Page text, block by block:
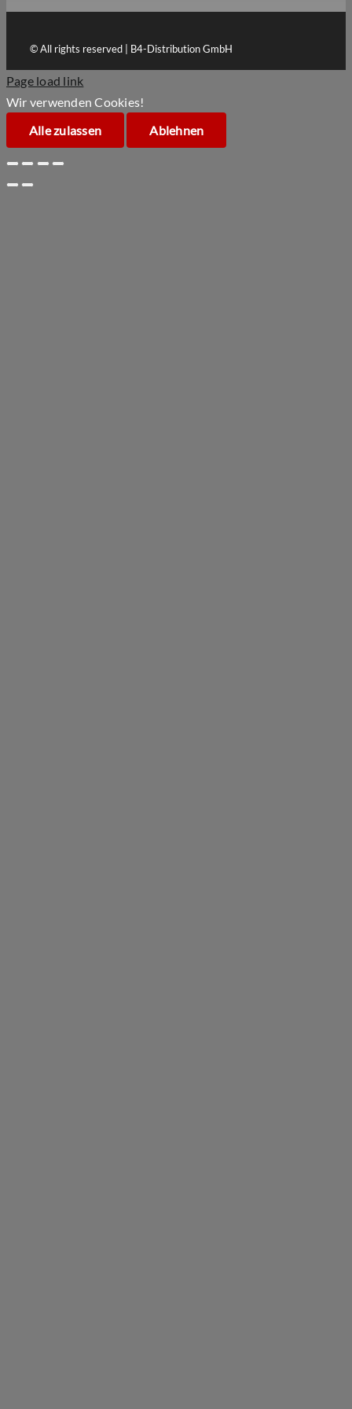
© All rights reserved | B4-Distribution GmbH
Page load link
Wir verwenden Cookies!
Alle zulassen
Ablehnen